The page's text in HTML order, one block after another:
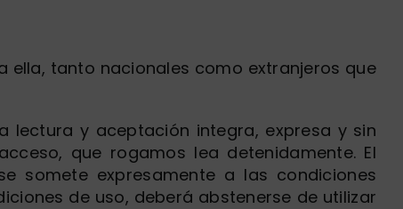
ella, tanto nacionales como extranjeros que
lectura y aceptación integra, expresa y sin
acceso, que rogamos lea detenidamente. El
somete expresamente a las condiciones
de uso, deberá abstenerse de utilizar